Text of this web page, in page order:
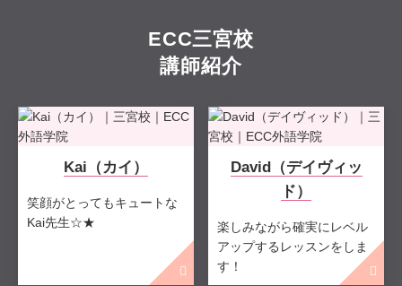
ECC三宮校
講師紹介
Kai（カイ）
笑顔がとってもキュートな
Kai先生☆★
David（デイヴィッ
ド）
楽しみながら確実にレベル
アップするレッスンをしま
す！